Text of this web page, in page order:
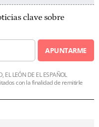
clave sobre
APUNTARME
LEÓN DE EL ESPAÑOL
con la finalidad de remitirle